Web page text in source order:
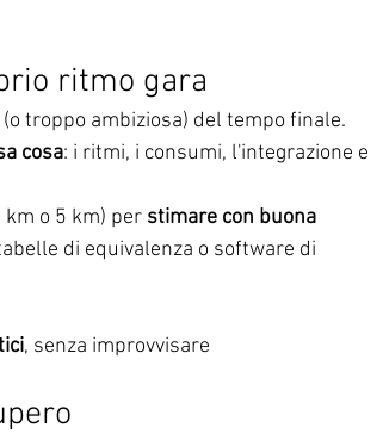
ritmo gara
troppo ambiziosa) del tempo finale.
cosa: i ritmi, i consumi, l'integrazione e
km o 5 km) per stimare con buona
di equivalenza o software di
, senza improvvisare